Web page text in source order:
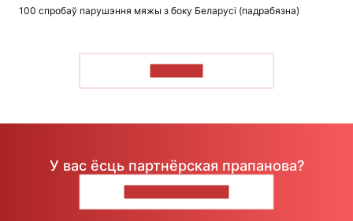
100 спробаў парушэння мяжы з боку Беларусі (падрабязна)
У вас ёсць партнёрская прапанова?